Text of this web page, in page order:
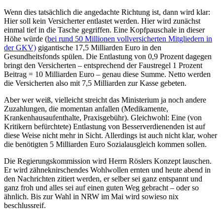
Wenn dies tatsächlich die angedachte Richtung ist, dann wird klar:
Hier soll kein Versicherter entlastet werden. Hier wird zunächst
einmal tief in die Tasche gegriffen. Eine Kopfpauschale in dieser
Höhe würde (bei rund 50 Millionen vollversicherten Mitgliedern in
der GKV) gigantische 17,5 Milliarden Euro in den
Gesundheitsfonds spülen. Die Entlastung von 0,9 Prozent dagegen
bringt den Versicherten – entsprechend der Faustregel 1 Prozent
Beitrag = 10 Milliarden Euro – genau diese Summe. Netto werden
die Versicherten also mit 7,5 Milliarden zur Kasse gebeten.
Aber wer weiß, vielleicht streicht das Ministerium ja noch andere
Zuzahlungen, die momentan anfallen (Medikamente,
Krankenhausaufenthalte, Praxisgebühr). Gleichwohl: Eine (von
Kritikern befürchtete) Entlastung von Besserverdienenden ist auf
diese Weise nicht mehr in Sicht. Allerdings ist auch nicht klar, woher
die benötigten 5 Milliarden Euro Sozialausgleich kommen sollen.
Die Regierungskommission wird Herrn Röslers Konzept lauschen.
Er wird zähneknirschendes Wohlwollen ernten und heute abend in
den Nachrichten zitiert werden, er selber sei ganz entspannt und
ganz froh und alles sei auf einen guten Weg gebracht – oder so
ähnlich. Bis zur Wahl in NRW im Mai wird sowieso nix
beschlussreif.